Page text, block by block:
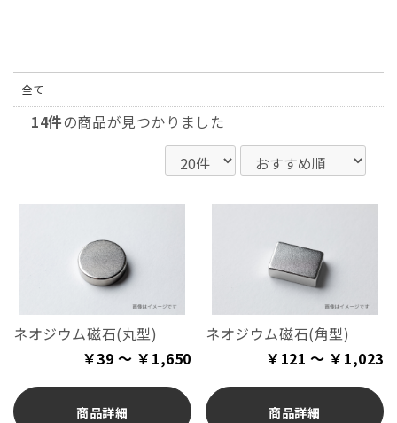
全て
14件の商品が見つかりました
ネオジウム磁石(丸型)
￥39 ～ ￥1,650
商品詳細
ネオジウム磁石(角型)
￥121 ～ ￥1,023
商品詳細